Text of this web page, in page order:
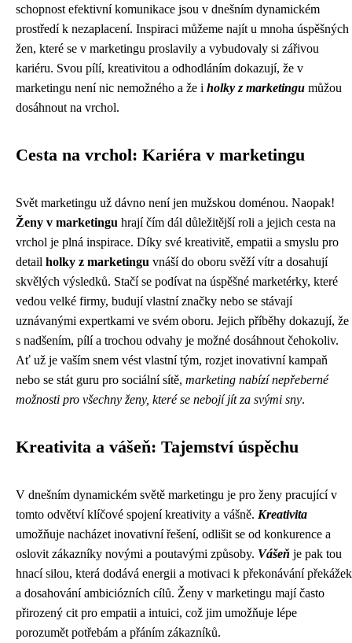
schopnost efektivní komunikace jsou v dnešním dynamickém
prostředí k nezaplacení. Inspiraci můžeme najít u mnoha úspěšných
žen, které se v marketingu proslavily a vybudovaly si zářivou
kariéru. Svou pílí, kreativitou a odhodláním dokazují, že v
marketingu není nic nemožného a že i holky z marketingu můžou
dosáhnout na vrchol.
Cesta na vrchol: Kariéra v marketingu
Svět marketingu už dávno není jen mužskou doménou. Naopak!
Ženy v marketingu hrají čím dál důležitější roli a jejich cesta na
vrchol je plná inspirace. Díky své kreativitě, empatii a smyslu pro
detail holky z marketingu vnáší do oboru svěží vítr a dosahují
skvělých výsledků. Stačí se podívat na úspěšné marketérky, které
vedou velké firmy, budují vlastní značky nebo se stávají
uznávanými expertkami ve svém oboru. Jejich příběhy dokazují, že
s nadšením, pílí a trochou odvahy je možné dosáhnout čehokoliv.
Ať už je vaším snem vést vlastní tým, rozjet inovativní kampaň
nebo se stát guru pro sociální sítě, marketing nabízí nepřeberné
možnosti pro všechny ženy, které se nebojí jít za svými sny.
Kreativita a vášeň: Tajemství úspěchu
V dnešním dynamickém světě marketingu je pro ženy pracující v
tomto odvětví klíčové spojení kreativity a vášně. Kreativita
umožňuje nacházet inovativní řešení, odlišit se od konkurence a
oslovit zákazníky novými a poutavými způsoby. Vášeň je pak tou
hnací silou, která dodává energii a motivaci k překonávání překážek
a dosahování ambiciózních cílů. Ženy v marketingu mají často
přirozený cit pro empatii a intuici, což jim umožňuje lépe
porozumět potřebám a přáním zákazníků.